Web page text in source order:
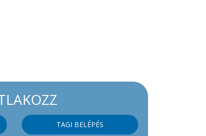
TAGI BELÉPÉS